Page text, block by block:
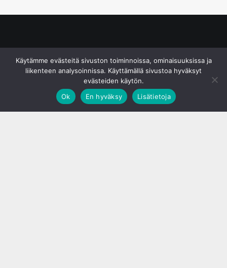
Käytämme evästeitä sivuston toiminnoissa, ominaisuuksissa ja
liikenteen analysoinnissa. Käyttämällä sivustoa hyväksyt
evästeiden käytön.
Ok
En hyväksy Lisätietoja